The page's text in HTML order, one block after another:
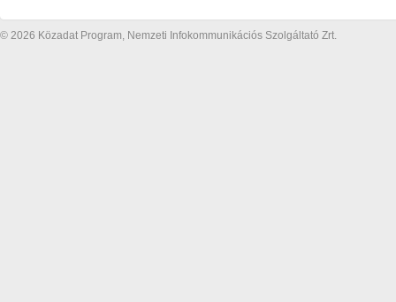
© 2026 Közadat Program, Nemzeti Infokommunikációs Szolgáltató Zrt.